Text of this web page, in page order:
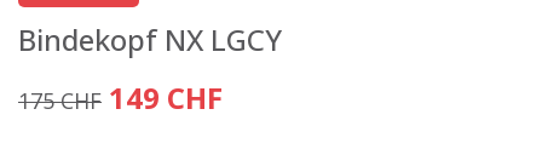
Bindekopf NX LGCY
175 CHF 149 CHF